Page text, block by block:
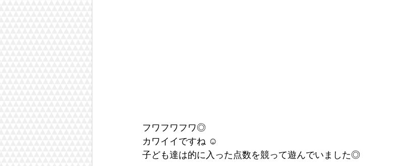
フワフワフワ◎
カワイイですね ☺︎
子ども達は的に入った点数を競って遊んでいました◎